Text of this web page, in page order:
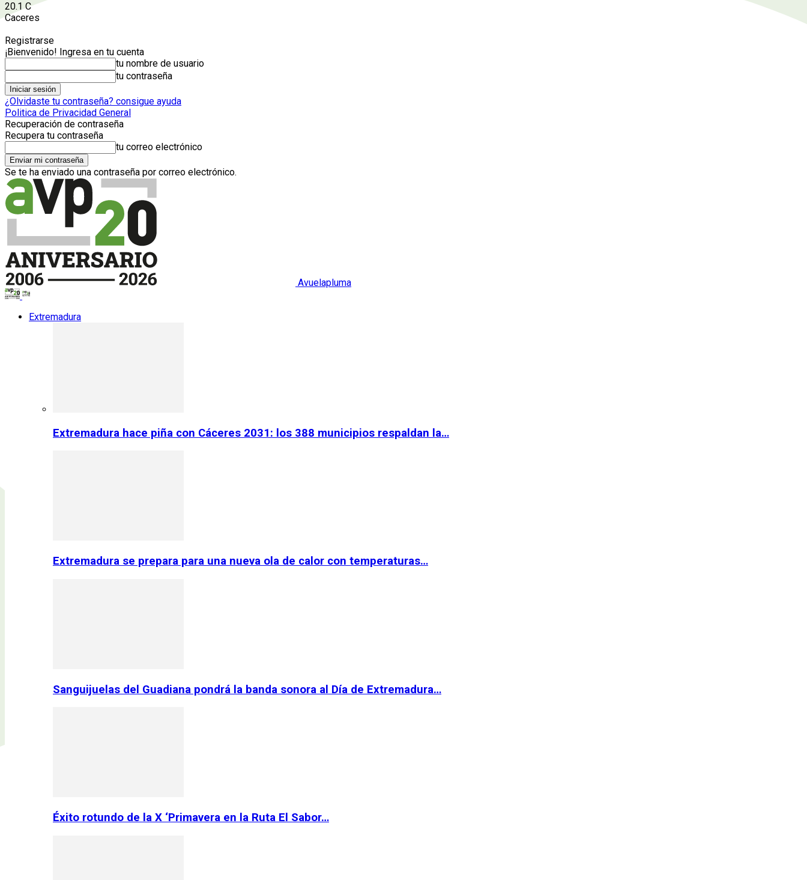
20.1 C
Caceres
Registrarse
¡Bienvenido! Ingresa en tu cuenta
tu nombre de usuario
tu contraseña
¿Olvidaste tu contraseña? consigue ayuda
Politica de Privacidad General
Recuperación de contraseña
Recupera tu contraseña
tu correo electrónico
Se te ha enviado una contraseña por correo electrónico.
Avuelapluma
Extremadura
Extremadura hace piña con Cáceres 2031: los 388 municipios respaldan la…
Extremadura se prepara para una nueva ola de calor con temperaturas…
Sanguijuelas del Guadiana pondrá la banda sonora al Día de Extremadura…
Éxito rotundo de la X ‘Primavera en la Ruta El Sabor…